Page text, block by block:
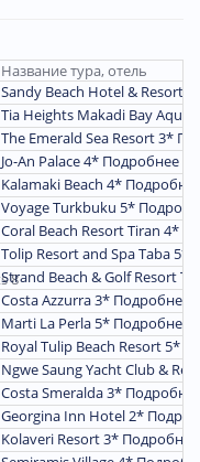
Название тура, отель
Sandy Beach Hotel & Resort
Tia Heights Makadi Bay Aqua
The Emerald Sea Resort 3*
Jo-An Palace 4* Подробнее
Kalamaki Beach 4*
Voyage Turkbuku 5*
Coral Beach Resort Tiran 4*
Tolip Resort and Spa Taba 5*
Strand Beach & Golf Resort
Costa Azzurra 3* Подробнее
Marti La Perla 5* Подробнее
Royal Tulip Beach Resort 5*
Ngwe Saung Yacht Club &
Costa Smeralda 3*
Georgina Inn Hotel 2*
Kolaveri Resort 3* Подробнее